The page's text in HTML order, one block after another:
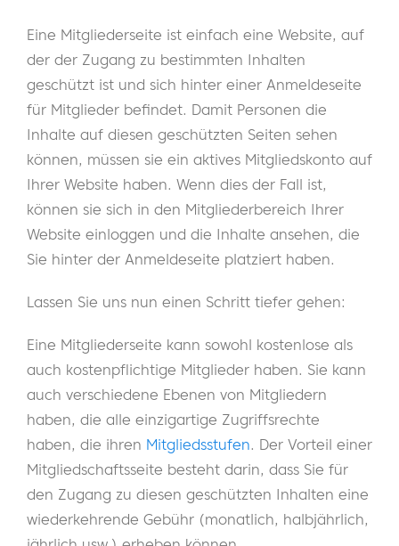
Eine Mitgliederseite ist einfach eine Website, auf
der der Zugang zu bestimmten Inhalten
geschützt ist und sich hinter einer Anmeldeseite
für Mitglieder befindet. Damit Personen die
Inhalte auf diesen geschützten Seiten sehen
können, müssen sie ein aktives Mitgliedskonto auf
Ihrer Website haben. Wenn dies der Fall ist,
können sie sich in den Mitgliederbereich Ihrer
Website einloggen und die Inhalte ansehen, die
Sie hinter der Anmeldeseite platziert haben.
Lassen Sie uns nun einen Schritt tiefer gehen:
Eine Mitgliederseite kann sowohl kostenlose als
auch kostenpflichtige Mitglieder haben. Sie kann
auch verschiedene Ebenen von Mitgliedern
haben, die alle einzigartige Zugriffsrechte
haben, die ihren Mitgliedsstufen. Der Vorteil einer
Mitgliedschaftsseite besteht darin, dass Sie für
den Zugang zu diesen geschützten Inhalten eine
wiederkehrende Gebühr (monatlich, halbjährlich,